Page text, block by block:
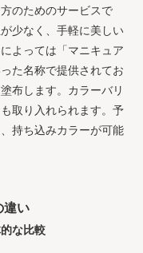
のためのサービスで
少なく、手軽に美しい
よっては「マニキュア
た名称で提供されてお
布します。カラーバリ
取り入れられます。予
持ち込みカラーが可能
違い
な比較